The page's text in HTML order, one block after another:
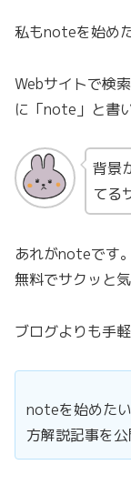
私もnoteを始め
Webサイトで検
に「note」と書
背景
てる
あれがnoteです。
無料でサクッと
ブログよりも手
noteを始めた
方解説記事を公